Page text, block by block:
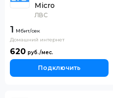
Micro
ЛВС
1
Домашний интернет
620
Подключить